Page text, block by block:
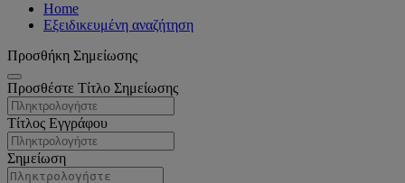
Home
Εξειδικευμένη αναζήτηση
Προσθήκη Σημείωσης
Προσθέστε Τίτλο Σημείωσης
Τίτλος Εγγράφου
Σημείωση